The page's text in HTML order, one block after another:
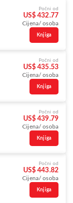
Počni od
US$ 432.77
Cijena/ osoba
Knjiga
Počni od
US$ 435.53
Cijena/ osoba
Knjiga
Počni od
US$ 439.79
Cijena/ osoba
Knjiga
Počni od
US$ 443.82
Cijena/ osoba
Knjiga